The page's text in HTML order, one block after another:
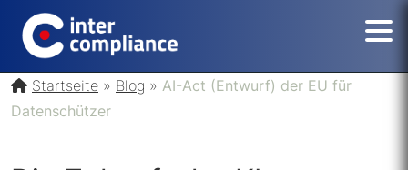
Startseite » Blog » AI-Act (Entwurf) der EU für
Datenschützer